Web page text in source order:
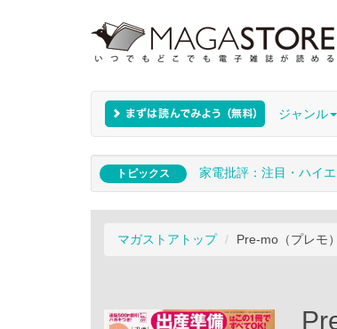
ジャンル
トピックス 家電批評：注目・ハイ
マガストアトップ Pre-mo（プレモ